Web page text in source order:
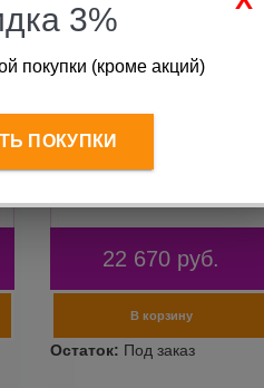
22 670 руб.
3%
покупки (кроме акций)
ПОКУПКИ